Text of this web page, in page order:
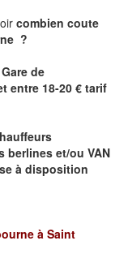
combien coute
?
de
entre 18-20 € tarif
berlines et/ou VAN
à disposition
à Saint